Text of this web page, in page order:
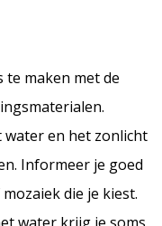
te maken met de
water en het zonlicht
Informeer je goed
die je kiest.